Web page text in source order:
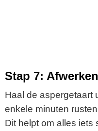
Stap 7:
Haal de aspergetaart
enkele minuten
Dit helpt om alles iets